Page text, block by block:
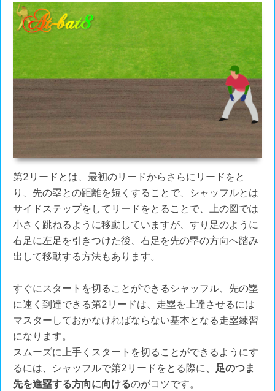
第2リードとは、最初のリードからさらにリードをと
り、先の塁との距離を短くすることで、シャッフルとは
サイドステップをしてリードをとることで、上の図では
小さく跳ねるように移動していますが、すり足のように
右足に左足を引きつけた後、右足を先の塁の方向へ踏み
出して移動する方法もあります。
すぐにスタートを切ることができるシャッフル、先の塁
に速く到達できる第2リードは、走塁を上達させるには
マスターしておかなければならない基本となる走塁練習
になります。
スムーズに上手くスタートを切ることができるようにす
るには、シャッフルで第2リードをとる際に、 足のつま
先を進塁する方向に向けるのがコツです。